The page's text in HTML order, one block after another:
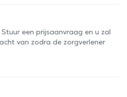
een prijsaanvraag en u zal
van zodra de zorgverlener